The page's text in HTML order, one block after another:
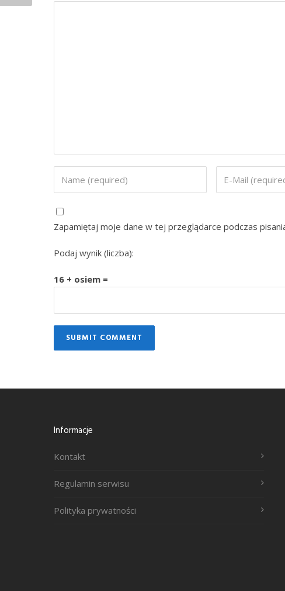
Zapamiętaj moje dane w tej przeglądarce podczas
Podaj wynik (liczba):
16 + osiem =
Informacje
Kontakt
Regulamin serwisu
Polityka prywatności